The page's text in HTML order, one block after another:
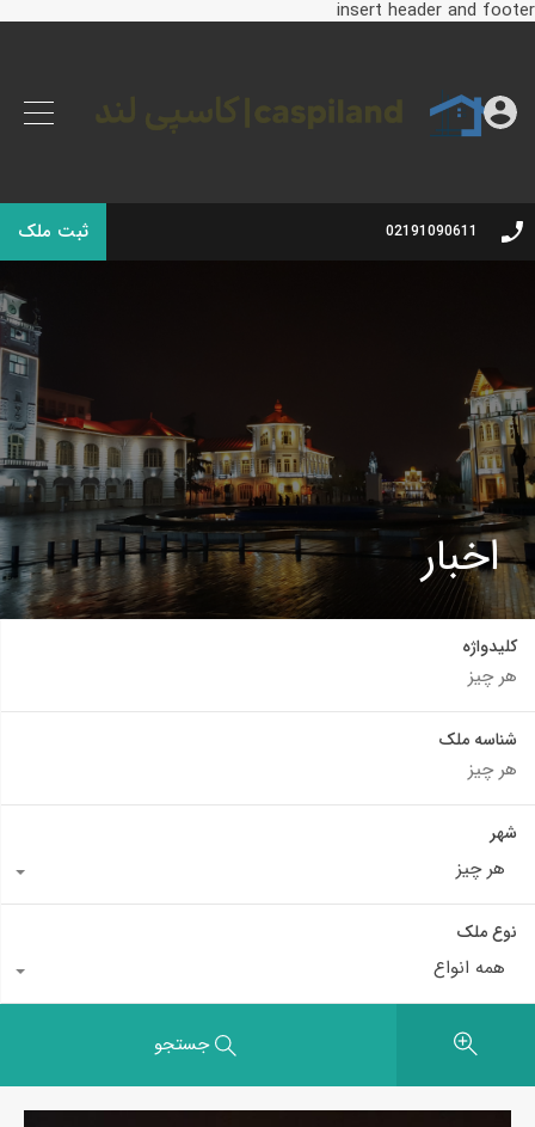
insert header and footer
02191090611 ثبت ملک
اخبار
کلیدواژه
شناسه ملک
شهر
هر چیز
نوع ملک
همه انواع
جستجو